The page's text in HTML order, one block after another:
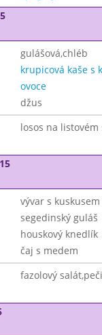
gulášová,chléb
krupicová kaše s
ovoce
džus
losos na
vývar s kuskusem
segedinský guláš
houskový knedlík
čaj s medem
fazolový